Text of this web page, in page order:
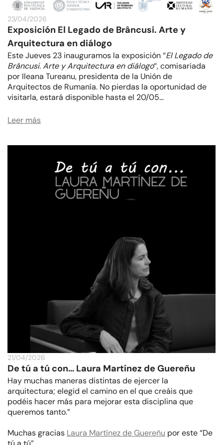
23/04/2026
Exposición El Legado de Brâncusi. Arte y
Arquitectura en diálogo
Este Jueves 23 inauguramos la exposición “El Legado de
Brâncusi. Arte y Arquitectura en diálogo“, comisariada
por Ileana Tureanu, presidenta de la Unión de
Arquitectos de Rumanía. No pierdas la oportunidad de
visitarla, estará disponible hasta el 20/05…
Leer más
21/04/2026
De tú a tú con… Laura Martínez de Guereñu
Hay muchas maneras distintas de ejercer la
arquitectura; elegid el camino en el que creáis que
podéis hacer más para mejorar esta disciplina que
queremos tanto.”
Muchas gracias Laura Martínez de Guereñu por este “De